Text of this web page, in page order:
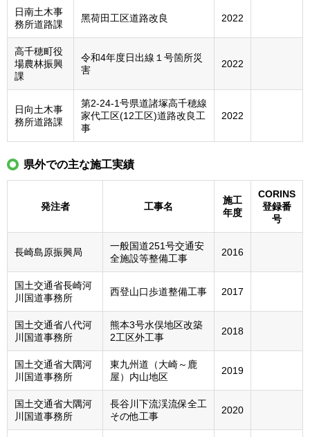
日南土木事
務所道路課
⿊荷田工区道路改良 2022
⾼千穂町役
場農林振興
課
令和4年度日出線１号箇所災
害
2022
日向土木事
務所道路課
第2-24-1号県道諸塚⾼千穂線
家代工区(12工区)道路改良工
事
2022
県外での主な施工実績
発注者 工事名
施工
年度
CORINS
登録番
号
長崎島原振興局
一般国道251号交通安
全施設等整備工事
2016
国土交通省長崎河
川国道事務所
西登山口歩道整備工事 2017
国土交通省八代河
川国道事務所
熊本3号水俣地区改築
2工区外工事
2018
国土交通省大隅河
川国道事務所
東九州道（大崎～鹿
屋）内山地区
2019
国土交通省大隅河
川国道事務所
長谷川下流渓流保全工
その他工事
2020